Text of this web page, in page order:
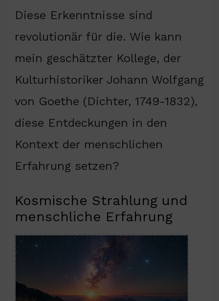
Diese Erkenntnisse sind
revolutionär für die. Wie kann
mein geschätzter Kollege, der
Kulturhistoriker Johann Wolfgang
von Goethe (Dichter, 1749-1832),
diese Entdeckungen in den
Kontext der menschlichen
Erfahrung setzen?
Kosmische Strahlung und
menschliche Erfahrung